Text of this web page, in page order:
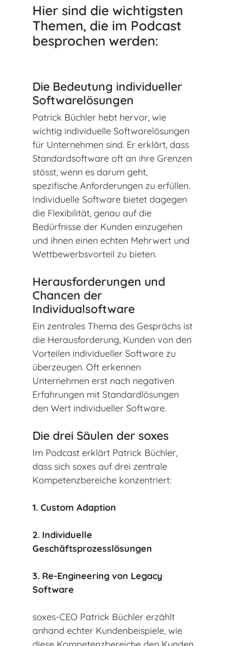
Hier sind die wichtigsten
Themen, die im Podcast
besprochen werden:
Die Bedeutung individueller
Softwarelösungen
Patrick Büchler hebt hervor, wie
wichtig individuelle Softwarelösungen
für Unternehmen sind. Er erklärt, dass
Standardsoftware oft an ihre Grenzen
stösst, wenn es darum geht,
spezifische Anforderungen zu erfüllen.
Individuelle Software bietet dagegen
die Flexibilität, genau auf die
Bedürfnisse der Kunden einzugehen
und ihnen einen echten Mehrwert und
Wettbewerbsvorteil zu bieten.
Herausforderungen und
Chancen der
Individualsoftware
Ein zentrales Thema des Gesprächs ist
die Herausforderung, Kunden von den
Vorteilen individueller Software zu
überzeugen. Oft erkennen
Unternehmen erst nach negativen
Erfahrungen mit Standardlösungen
den Wert individueller Software.
Die drei Säulen der soxes
Im Podcast erklärt Patrick Büchler,
dass sich soxes auf drei zentrale
Kompetenzbereiche konzentriert:
1. Custom Adaption
2. Individuelle
Geschäftsprozesslösungen
3. Re-Engineering von Legacy
Software
soxes-CEO Patrick Büchler erzählt
anhand echter Kundenbeispiele, wie